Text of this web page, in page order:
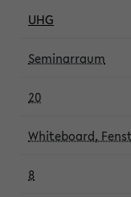
UHG
Seminarraum
20
Whiteboard,
8